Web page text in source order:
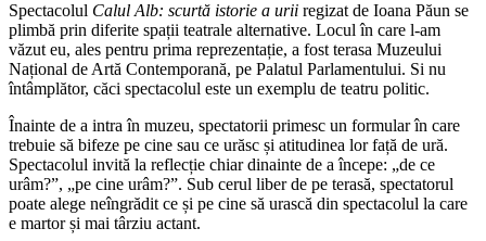
Spectacolul Calul Alb: scurtă istorie a urii regizat de Ioana Păun se
plimbă prin diferite spații teatrale alternative. Locul în care l-am
văzut eu, ales pentru prima reprezentație, a fost terasa Muzeului
Național de Artă Contemporană, pe Palatul Parlamentului. Si nu
întâmplător, căci spectacolul este un exemplu de teatru politic.
Înainte de a intra în muzeu, spectatorii primesc un formular în care
trebuie să bifeze pe cine sau ce urăsc și atitudinea lor față de ură.
Spectacolul invită la reflecție chiar dinainte de a începe: „de ce
urâm?”, „pe cine urâm?”. Sub cerul liber de pe terasă, spectatorul
poate alege neîngrădit ce și pe cine să urască din spectacolul la care
e martor și mai târziu actant.